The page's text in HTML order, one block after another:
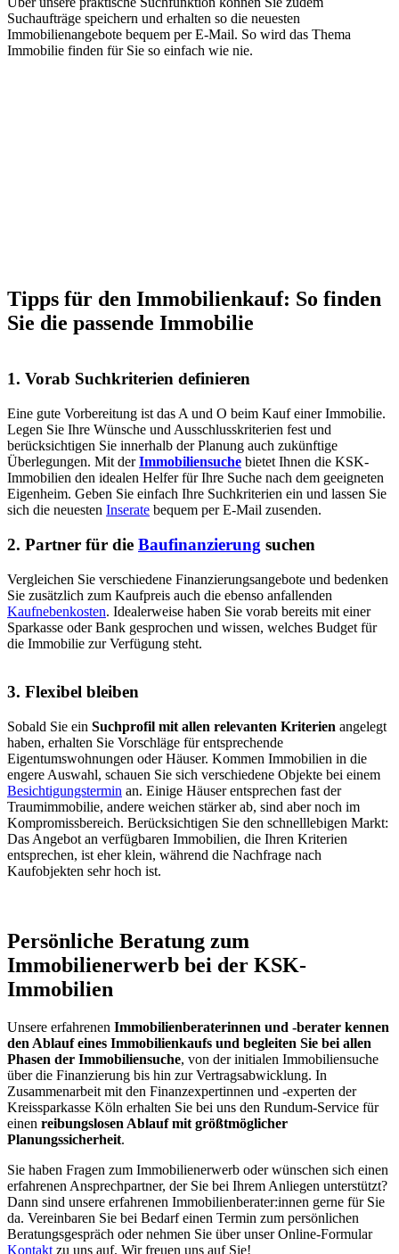
Suchaufträge speichern und erhalten so die neuesten
Immobilienangebote bequem per E-Mail. So wird das Thema
Immobilie finden für Sie so einfach wie nie.
Tipps für den Immobilienkauf: So finden
Sie die passende Immobilie
1. Vorab Suchkriterien definieren
Eine gute Vorbereitung ist das A und O beim Kauf einer Immobilie.
Legen Sie Ihre Wünsche und Ausschlusskriterien fest und
berücksichtigen Sie innerhalb der Planung auch zukünftige
Überlegungen. Mit derImmobiliensuche bietet Ihnen die KSK-
Immobilien den idealen Helfer für Ihre Suche nach dem geeigneten
Eigenheim. Geben Sie einfach Ihre Suchkriterien ein und lassen Sie
sich die neuesten Inserate bequem per E-Mail zusenden.
2. Partner für die Baufinanzierung suchen
Vergleichen Sie verschiedene Finanzierungsangebote und bedenken
Sie zusätzlich zum Kaufpreis auch die ebenso anfallenden
Kaufnebenkosten. Idealerweise haben Sie vorab bereits mit einer
Sparkasse oder Bank gesprochen und wissen, welches Budget für
die Immobilie zur Verfügung steht.
3. Flexibel bleiben
Sobald Sie ein Suchprofil mit allen relevanten Kriterien angelegt
haben, erhalten Sie Vorschläge für entsprechende
Eigentumswohnungen oder Häuser. Kommen Immobilien in die
engere Auswahl, schauen Sie sich verschiedene Objekte bei einem
Besichtigungstermin an. Einige Häuser entsprechen fast der
Traumimmobilie, andere weichen stärker ab, sind aber noch im
Kompromissbereich. Berücksichtigen Sie den schnelllebigen Markt:
Das Angebot an verfügbaren Immobilien, die Ihren Kriterien
entsprechen, ist eher klein, während die Nachfrage nach
Kaufobjekten sehr hoch ist.
Persönliche Beratung zum
Immobilienerwerb bei der KSK-
Immobilien
Unsere erfahrenen Immobilienberaterinnen und -berater kennen
den Ablauf eines Immobilienkaufs und begleiten Sie bei allen
Phasen der Immobiliensuche, von der initialen Immobiliensuche
über die Finanzierung bis hin zur Vertragsabwicklung. In
Zusammenarbeit mit den Finanzexpertinnen und -experten der
Kreissparkasse Köln erhalten Sie bei uns den Rundum-Service für
einen reibungslosen Ablauf mit größtmöglicher
Planungssicherheit.
Sie haben Fragen zum Immobilienerwerb oder wünschen sich einen
erfahrenen Ansprechpartner, der Sie bei Ihrem Anliegen unterstützt?
Dann sind unsere erfahrenen Immobilienberater:innen gerne für Sie
da. Vereinbaren Sie bei Bedarf einen Termin zum persönlichen
Beratungsgespräch oder nehmen Sie über unser Online-Formular
Kontakt zu uns auf. Wir freuen uns auf Sie!